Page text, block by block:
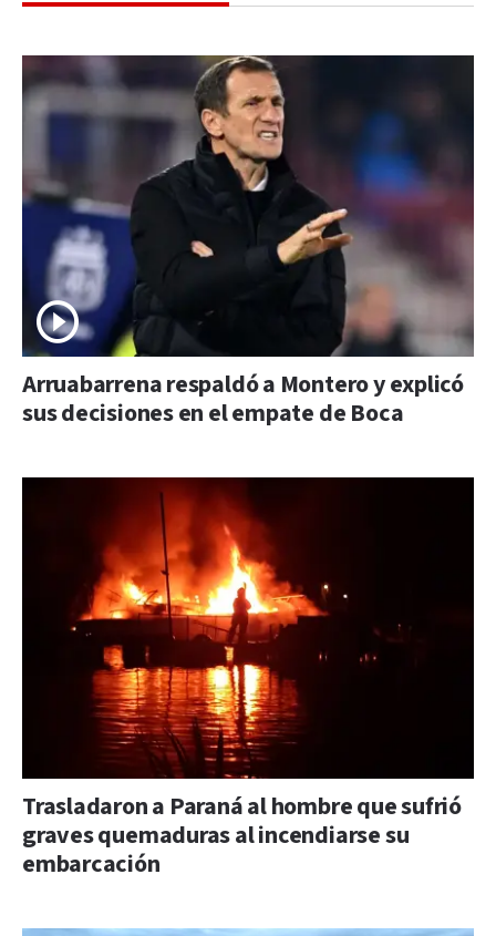
Arruabarrena respaldó a Montero y explicó
sus decisiones en el empate de Boca
Trasladaron a Paraná al hombre que sufrió
graves quemaduras al incendiarse su
embarcación